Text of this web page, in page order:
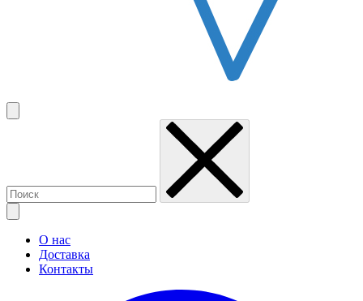
О нас
Доставка
Контакты